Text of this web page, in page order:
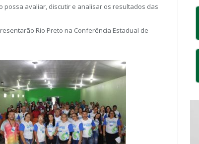
possa avaliar, discutir e analisar os resultados das
Rio Preto na Conferência Estadual de